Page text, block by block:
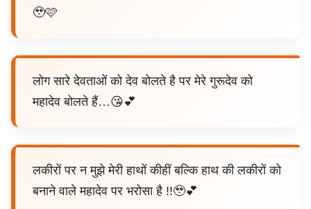
🥹🩷
लोग सारे देवताओं को देव बोलते है पर मेरे गुरूदेव को
महादेव बोलते हैं…😘💕
लकीरों पर न मुझे मेरी हाथों कीहीं बल्कि हाथ की लकीरों को
बनाने वाले महादेव पर भरोसा है !!🥹💕